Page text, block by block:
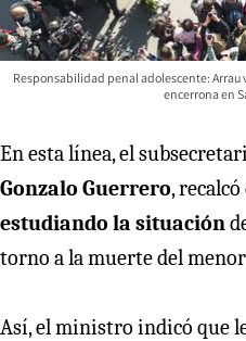
Responsabilidad penal adolescente: Arrau
encerrona en
En esta línea, el
Gonzalo Guerrero,
estudiando la situación
torno a la muerte del
Así, el ministro indicó que